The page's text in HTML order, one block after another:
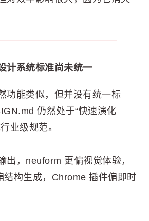
计系统标准尚未统一
功能类似，但并没有统一标
仍然处于“快速演化
业级规范。
出，neuform 更偏视觉体验，
结构生成，Chrome 插件偏即时